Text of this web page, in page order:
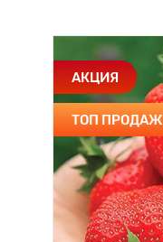
АКЦИЯ
ТОП ПРОДАЖ